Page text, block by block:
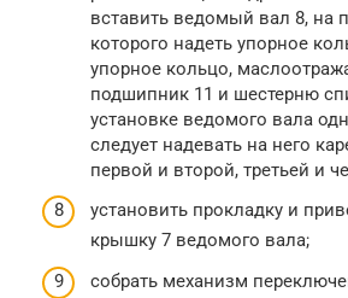
вставить ведомый вал 8, на
которого надеть упорное
упорное кольцо,
подшипник 11 и шестерню
установке ведомого вала
следует надевать на него
первой и второй, третьей и
установить прокладку и
крышку 7 ведомого вала;
собрать механизм